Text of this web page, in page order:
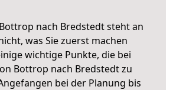
nach Bredstedt steht an
was Sie zuerst machen
wichtige Punkte, die bei
Bottrop nach Bredstedt zu
bei der Planung bis